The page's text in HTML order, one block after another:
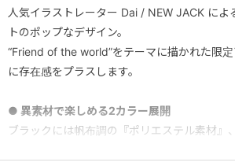
人気イラストレーター Dai / NEW JACK によ
トのポップなデザイン。
“Friend of the world”をテーマに描かれた限
に存在感をプラスします。
● 異素材で楽しめる2カラー展開
ブラックには帆布調の『ポリエステル素材』、